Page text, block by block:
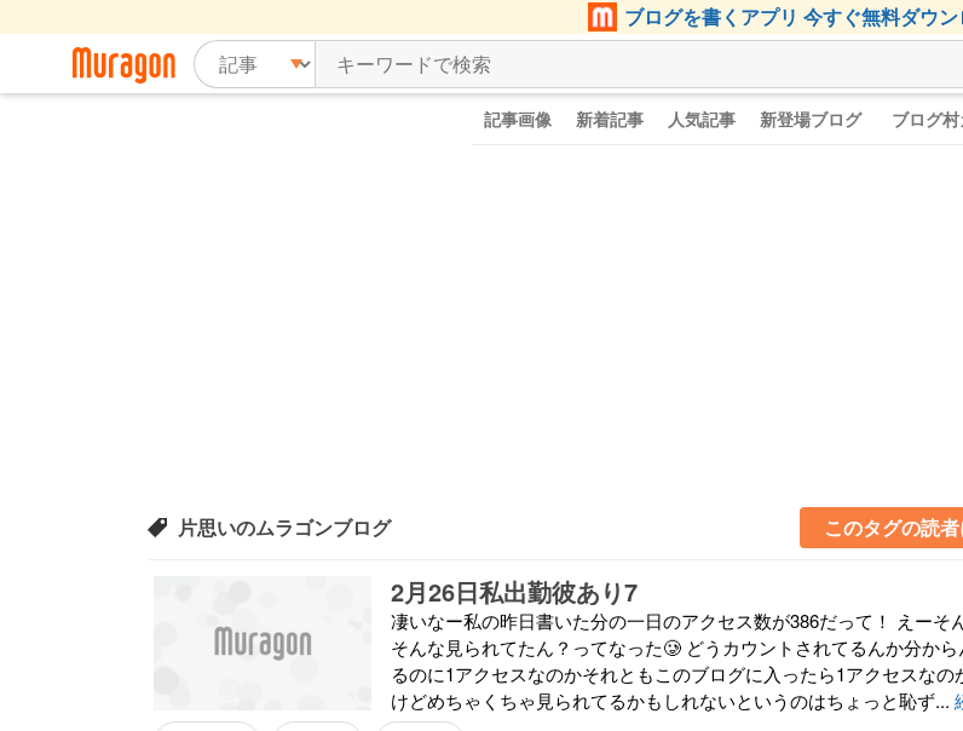
ブログを書くアプリ 今すぐ無料ダウン
記事画像 新着記事 人気記事 新登場ブログ ブログ
片思いのムラゴンブログ このタグの読
2月26日私出勤彼あり7
凄いなー私の昨日書いた分の一日のアクセス数が386だって！ えーそ
そんな見られてたん？ってなった🥲‎ どうカウントされてるんか分か
るのに1アクセスなのかそれともこのブログに入ったら1アクセスなの
けどめちゃくちゃ見られてるかもしれないというのはちょっと恥ず...